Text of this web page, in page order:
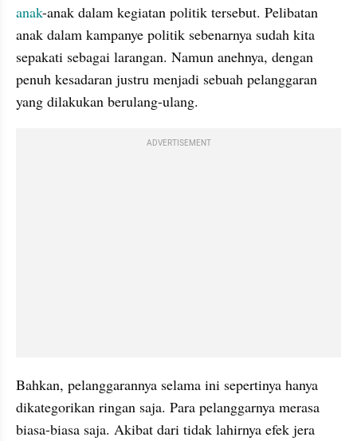
anak-anak dalam kegiatan politik tersebut. Pelibatan
anak dalam kampanye politik sebenarnya sudah kita
sepakati sebagai larangan. Namun anehnya, dengan
penuh kesadaran justru menjadi sebuah pelanggaran
yang dilakukan berulang-ulang.
ADVERTISEMENT
Bahkan, pelanggarannya selama ini sepertinya hanya
dikategorikan ringan saja. Para pelanggarnya merasa
biasa-biasa saja. Akibat dari tidak lahirnya efek jera